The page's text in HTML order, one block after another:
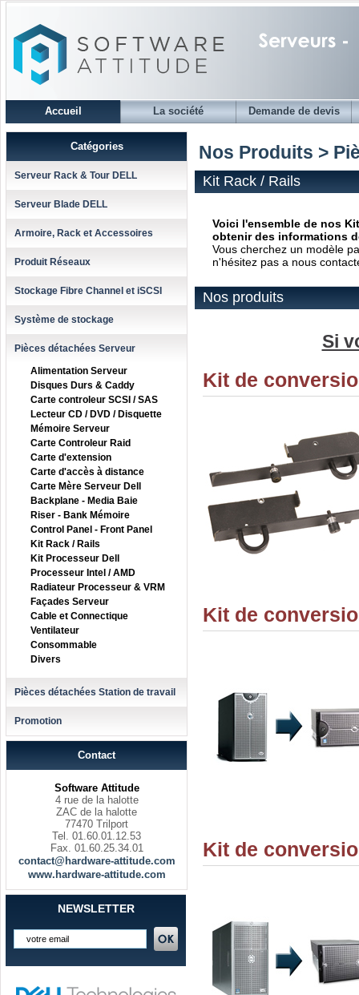
Accueil La société Demande de devis
Catégories
Serveur Rack & Tour DELL
Serveur Blade DELL
Armoire, Rack et Accessoires
Produit Réseaux
Stockage Fibre Channel et iSCSI
Système de stockage
Pièces détachées Serveur
Alimentation Serveur
Disques Durs & Caddy
Carte controleur SCSI / SAS
Lecteur CD / DVD / Disquette
Mémoire Serveur
Carte Controleur Raid
Carte d'extension
Carte d'accès à distance
Carte Mère Serveur Dell
Backplane - Media Baie
Riser - Bank Mémoire
Control Panel - Front Panel
Kit Rack / Rails
Kit Processeur Dell
Processeur Intel / AMD
Radiateur Processeur & VRM
Façades Serveur
Cable et Connectique
Ventilateur
Consommable
Divers
Pièces détachées Station de travail
Promotion
Contact
Software Attitude
4 rue de la halotte
ZAC de la halotte
77470 Trilport
Tel. 01.60.01.12.53
Fax. 01.60.25.34.01
contact@hardware-attitude.com
www.hardware-attitude.com
NEWSLETTER
Nos Produits >
Kit Rack / Rails
Voici l'ensemble de nos
obtenir des informations
Vous cherchez un modèle
n'hésitez pas a nous
Nos produits
Si
Kit de
Kit de
Kit de